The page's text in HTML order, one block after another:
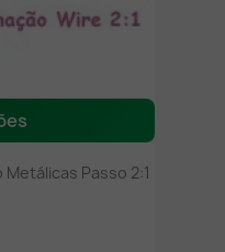
Passo 2:1